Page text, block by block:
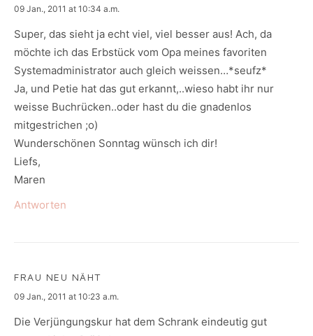
says:
09 Jan., 2011 at 10:34 a.m.
Super, das sieht ja echt viel, viel besser aus! Ach, da
möchte ich das Erbstück vom Opa meines favoriten
Systemadministrator auch gleich weissen…*seufz*
Ja, und Petie hat das gut erkannt,..wieso habt ihr nur
weisse Buchrücken..oder hast du die gnadenlos
mitgestrichen ;o)
Wunderschönen Sonntag wünsch ich dir!
Liefs,
Maren
Antworten
FRAU NEU NÄHT
says:
09 Jan., 2011 at 10:23 a.m.
Die Verjüngungskur hat dem Schrank eindeutig gut